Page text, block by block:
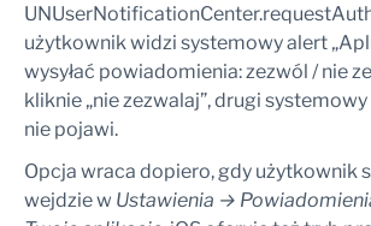
użytkownik widzi systemowy alert
wysyłać powiadomienia: zezwól / nie
kliknie „nie zezwalaj”, drugi
nie pojawi.
Opcja wraca dopiero, gdy użytkownik
wejdzie w Ustawienia →